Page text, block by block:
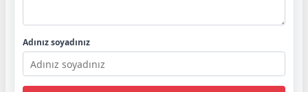
Adınız soyadınız